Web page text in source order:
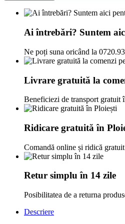
Ai întrebări? Suntem
Ne poți suna oricând la
Livrare gratuită la
Beneficiezi de transport gratuit
Ridicare gratuită în
Comandă online și ridică
Retur simplu în 14 zile
Posibilitatea de a returna
Descriere